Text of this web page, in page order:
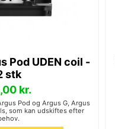
Pod UDEN coil -
stk
kr.
Pod og Argus G, Argus
som kan udskiftes efter